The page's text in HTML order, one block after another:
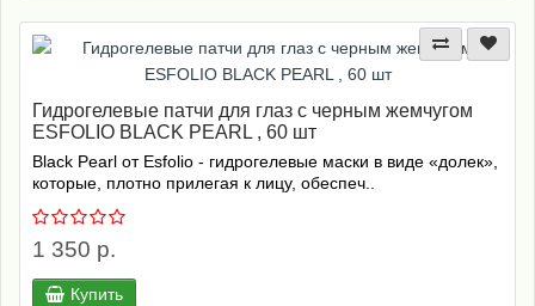
Гидрогелевые патчи для глаз с черным жемчугом
ESFOLIO BLACK PEARL , 60 шт
Black Pearl от Esfolio - гидрогелевые маски в виде «долек»,
которые, плотно прилегая к лицу, обеспеч..
1 350 р.
Купить